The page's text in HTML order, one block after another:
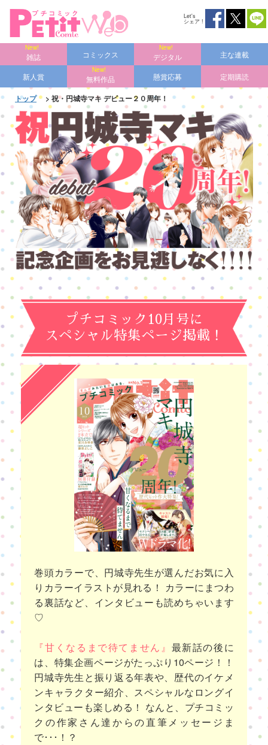
Let's
シェア !
雑誌 コミックス デジタル 主な連載
新人賞 無料作品 懸賞応募 定期購読
トップ> 祝・円城寺マキ デビュー２０周年！
プチコミック10月号に
スペシャル特集ページ掲載！
巻頭カラーで、円城寺先生が選んだお気に入
りカラーイラストが見れる！ カラーにまつわ
る裏話など、インタビューも読めちゃいます
♡
『甘くなるまで待てません』 最新話の後に
は、特集企画ページがたっぷり10ページ！！
円城寺先生と振り返る年表や、歴代のイケメ
ンキャラクター紹介、スペシャルなロングイ
ンタビューも楽しめる！ なんと、プチコミッ
クの作家さん達からの直筆メッセージま
で･･･！？